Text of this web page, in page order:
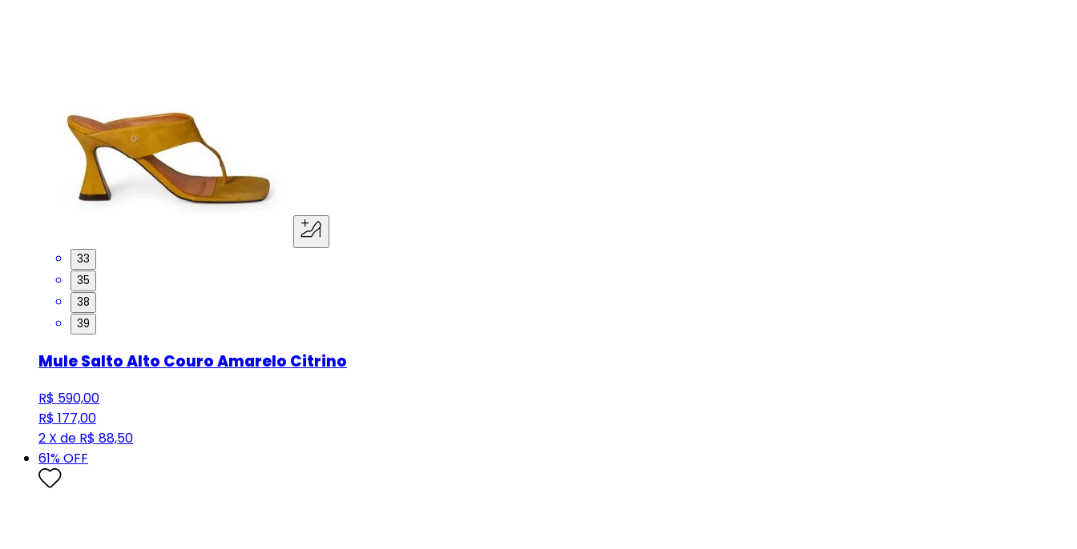
33
35
38
39
Mule Salto Alto Couro Amarelo Citrino
R$ 590,00
R$ 177,00
2 X de R$ 88,50
61% OFF